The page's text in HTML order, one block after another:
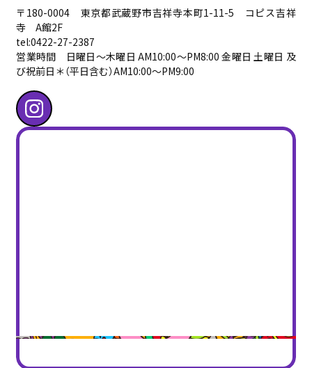
〒180-0004 東京都武蔵野市吉祥寺本町1-11-5 コピス吉祥
寺 A館2F
tel:0422-27-2387
営業時間 日曜日～木曜日 AM10:00〜PM8:00 金曜日 土曜日 及
び祝前日＊（平日含む）AM10:00〜PM9:00